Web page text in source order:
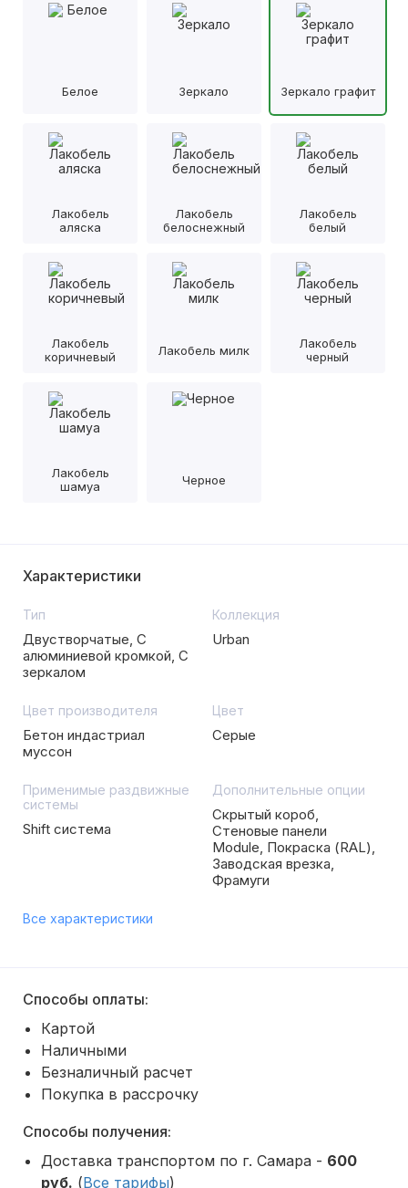
Белое Зеркало Зеркало графит
Лакобель
аляска
Лакобель
белоснежный
Лакобель
белый
Лакобель
коричневый
Лакобель милк
Лакобель
черный
Лакобель
шамуа
Черное
Характеристики
Тип
Двустворчатые, С
алюминиевой кромкой, С
зеркалом
Коллекция
Urban
Цвет производителя
Бетон индастриал
муссон
Цвет
Серые
Применимые раздвижные
системы
Shift система
Дополнительные опции
Скрытый короб,
Стеновые панели
Module, Покраска (RAL),
Заводская врезка,
Фрамуги
Все характеристики
Способы оплаты:
Картой
Наличными
Безналичный расчет
Покупка в рассрочку
Способы получения:
Доставка транспортом по г. Самара - 600
руб. (Все тарифы)